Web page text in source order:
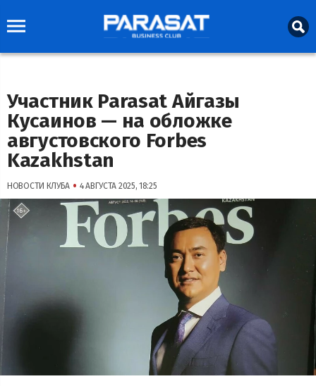
Участник Parasat Айгазы
Кусаинов — на обложке
августовского Forbes
Kazakhstan
НОВОСТИ КЛУБА • 4 АВГУСТА 2025, 18:25